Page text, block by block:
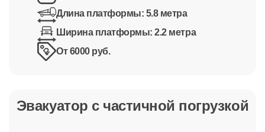
Длина платформы: 5.8 метра
Ширина платформы:2.2 метра
От 6000 руб.
Эвакуатор с частичной погрузкой